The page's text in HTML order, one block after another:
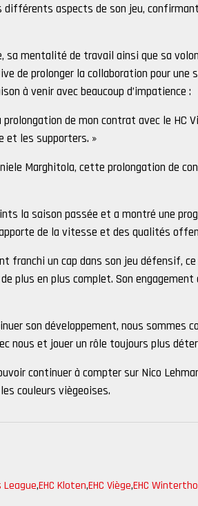
différents aspects de son jeu,
sa mentalité de travail ainsi que sa
de prolonger la collaboration pour une
à venir avec beaucoup d’impatience :
de mon contrat avec le HC
et les supporters. »
Marghitola, cette prolongation de
la saison passée et a montré une
apporte de la vitesse et des qualités
franchi un cap dans son jeu défensif, ce
plus en plus complet. Son
son développement, nous sommes
nous et jouer un rôle toujours plus
continuer à compter sur Nico
couleurs viègeoises.
League,EHC Kloten,EHC Viège,EHC